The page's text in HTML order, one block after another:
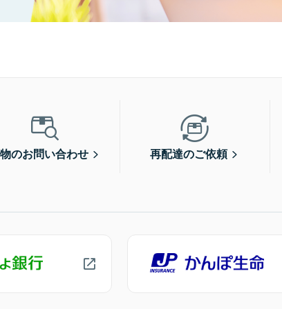
のお問い合わせ 再配達のご依頼